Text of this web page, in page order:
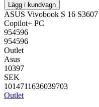
Lägg i kundvagn
ASUS Vivobook S 16
Copilot+ PC
954596
954596
Outlet
Asus
10397
SEK
1014711636039703
Outlet